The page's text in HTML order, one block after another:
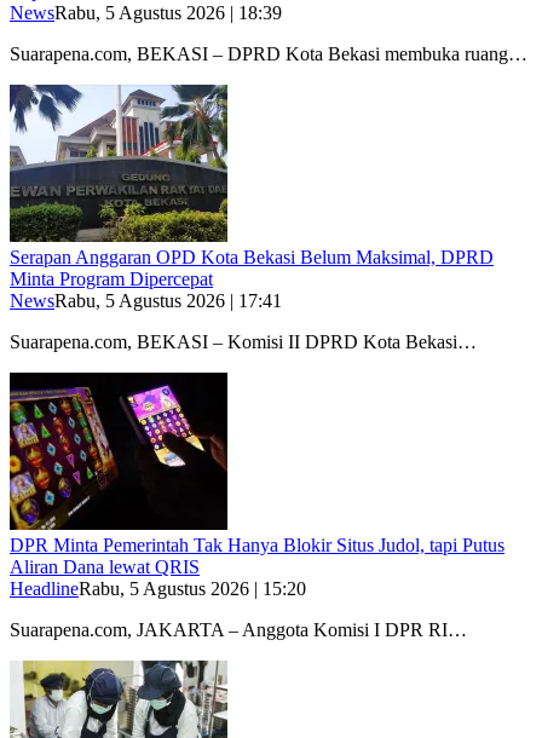
NewsRabu, 5 Agustus 2026 | 18:39
Suarapena.com, BEKASI – DPRD Kota Bekasi membuka ruang…
Serapan Anggaran OPD Kota Bekasi Belum Maksimal, DPRD
Minta Program Dipercepat
NewsRabu, 5 Agustus 2026 | 17:41
Suarapena.com, BEKASI – Komisi II DPRD Kota Bekasi…
DPR Minta Pemerintah Tak Hanya Blokir Situs Judol, tapi Putus
Aliran Dana lewat QRIS
HeadlineRabu, 5 Agustus 2026 | 15:20
Suarapena.com, JAKARTA – Anggota Komisi I DPR RI…